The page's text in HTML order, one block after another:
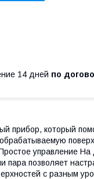
14 дней по
прибор, который
управление На
позволяет
с разным